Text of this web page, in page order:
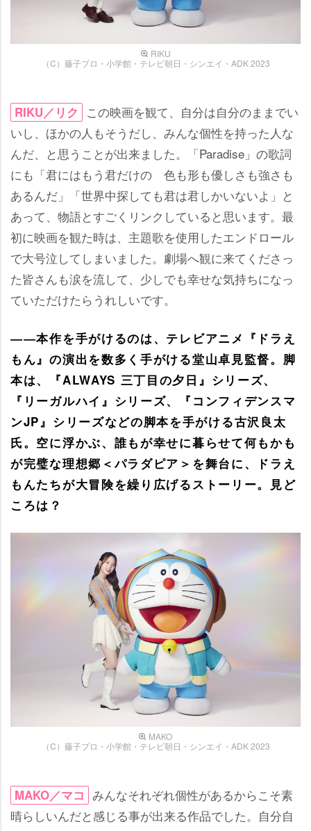
RIKU
（C）藤子プロ・小学館・テレビ朝日・シンエイ・ADK 2023
RIKU／リク
この映画を観て、自分は自分のままでい
いし、ほかの人もそうだし、みんな個性を持った人な
んだ、と思うことが出来ました。「Paradise」の歌詞
にも「君にはもう君だけの 色も形も優しさも強さも
あるんだ」「世界中探しても君は君しかいないよ」と
あって、物語とすごくリンクしていると思います。最
初に映画を観た時は、主題歌を使用したエンドロール
で大号泣してしまいました。劇場へ観に来てくださっ
た皆さんも涙を流して、少しでも幸せな気持ちになっ
ていただけたらうれしいです。
――本作を手がけるのは、テレビアニメ『ドラえ
もん』の演出を数多く手がける堂山卓見監督。脚
本は、『ALWAYS 三丁目の夕日』シリーズ、
『リーガルハイ』シリーズ、『コンフィデンスマ
ンJP』シリーズなどの脚本を手がける古沢良太
氏。空に浮かぶ、誰もが幸せに暮らせて何もかも
が完璧な理想郷＜パラダピア＞を舞台に、ドラえ
もんたちが大冒険を繰り広げるストーリー。見ど
ころは？
MAKO
（C）藤子プロ・小学館・テレビ朝日・シンエイ・ADK 2023
MAKO／マコ みんなそれぞれ個性があるからこそ素
晴らしいんだと感じる事が出来る作品でした。自分自